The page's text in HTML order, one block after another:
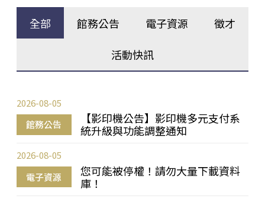
全部 館務公告 電子資源 徵才
活動快訊
館務公告
【影印機公告】影印機多元支付系
統升級與功能調整通知
2026-08-05
電子資源
您可能被停權！請勿大量下載資料
庫！
2026-08-05